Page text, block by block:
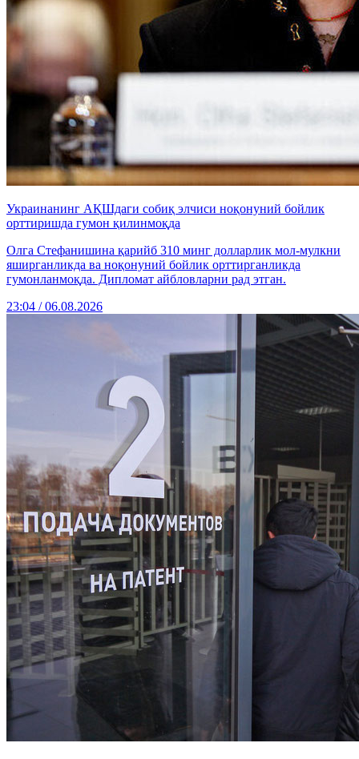
Украинанинг АҚШдаги собиқ элчиси ноқонуний бойлик
орттиришда гумон қилинмоқда
Олга Стефанишина қарийб 310 минг долларлик мол-мулкни
яширганликда ва ноқонуний бойлик орттирганликда
гумонланмоқда. Дипломат айбловларни рад этган.
23:04 / 06.08.2026